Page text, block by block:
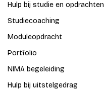
Hulp bij studie en opdrachten
Studiecoaching
Moduleopdracht
Portfolio
NIMA begeleiding
Hulp bij uitstelgedrag